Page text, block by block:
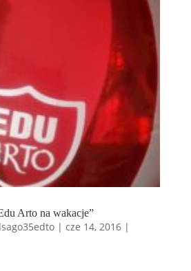
Arto na wakacje”
| cze 14, 2016|